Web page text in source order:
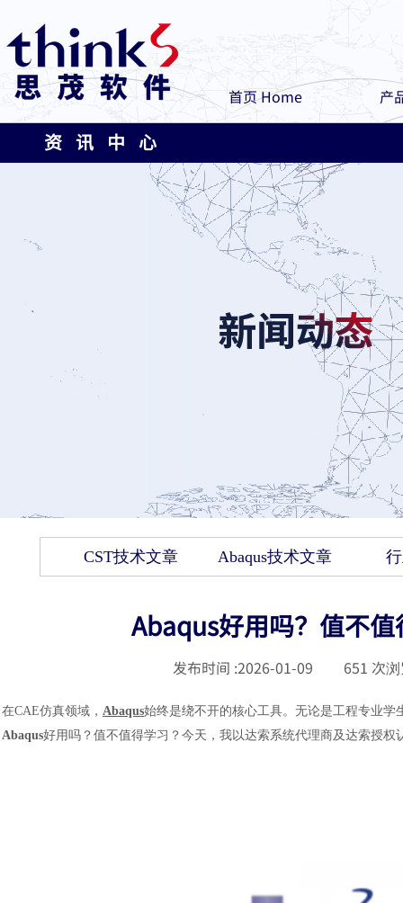
首页 Home 产
资 讯 中 心
CST技术文章 Abaqus技术文章
Abaqus好用吗？值不
发布时间 :2026-01-09 651 次
在CAE仿真领域， Abaqus始终是绕不开的核心工具。无论是工程专业
Abaqus好用吗？值不值得学习？今天，我以达索系统代理商及达索授权